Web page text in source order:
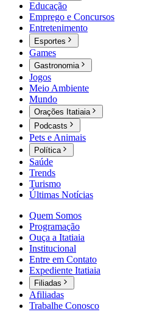
Educação
Emprego e Concursos
Entretenimento
Esportes
Games
Gastronomia
Jogos
Meio Ambiente
Mundo
Orações Itatiaia
Podcasts
Pets e Animais
Política
Saúde
Trends
Turismo
Últimas Notícias
Quem Somos
Programação
Ouça a Itatiaia
Institucional
Entre em Contato
Expediente Itatiaia
Filiadas
Afiliadas
Trabalhe Conosco